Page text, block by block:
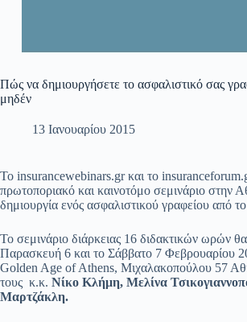
Πώς να δημιουργήσετε το ασφαλιστικό σας
μηδέν
13 Ιανουαρίου 2015
Το insurancewebinars.gr και το
πρωτοποριακό και καινοτόμο σεμινάριο στην
δημιουργία ενός ασφαλιστικού γραφείου από
Το σεμινάριο διάρκειας 16 διδακτικών ωρών θα
Παρασκευή 6 και το Σάββατο 7 Φεβρουαρίου
Golden Age of Athens, Μιχαλακοπούλου 57
τους κ.κ. Νίκο Κλήμη, Μελίνα
Μαρτζάκλη.